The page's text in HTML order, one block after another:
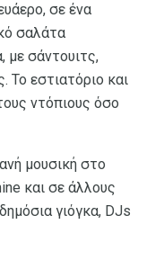
σε ένα
σαλάτα
με σάντουιτς,
Το εστιατόριο και
ντόπιους όσο
μουσική στο
και σε άλλους
γιόγκα, DJs